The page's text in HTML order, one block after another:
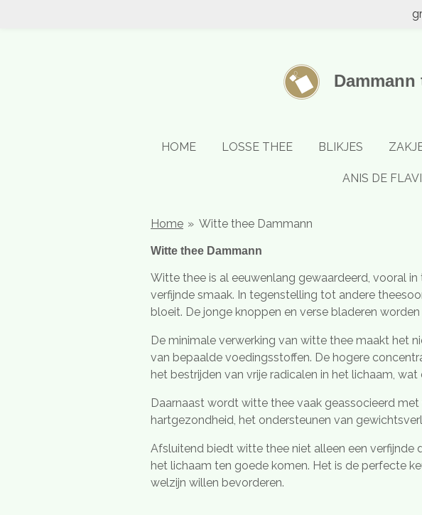
HOME LOSSE THEE BLIKJES
ANIS DE
Home » Witte thee Dammann
Witte thee Dammann
Witte thee is al eeuwenlang gewaardeerd, vooral
verfijnde smaak. In tegenstelling tot andere
bloeit. De jonge knoppen en verse bladeren
De minimale verwerking van witte thee maakt het
van bepaalde voedingsstoffen. De hogere
het bestrijden van vrije radicalen in het lichaam,
Daarnaast wordt witte thee vaak geassocieerd
hartgezondheid, het ondersteunen van
Afsluitend biedt witte thee niet alleen een verfijnde
het lichaam ten goede komen. Het is de perfecte
welzijn willen bevorderen.